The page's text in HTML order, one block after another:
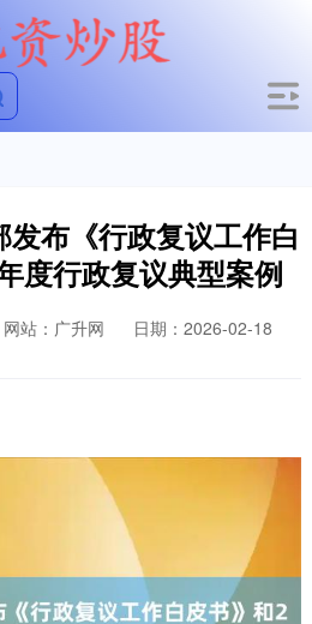
布《行政复议工作白
度行政复议典型案例
网站：广升网
日期：2026-02-18